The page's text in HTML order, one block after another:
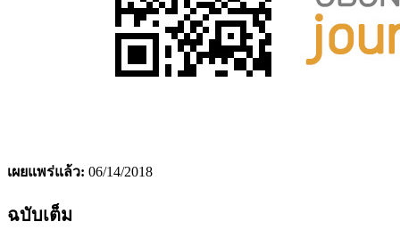
เผยแพร่แล้ว: 06/14/2018
ฉบับเต็ม